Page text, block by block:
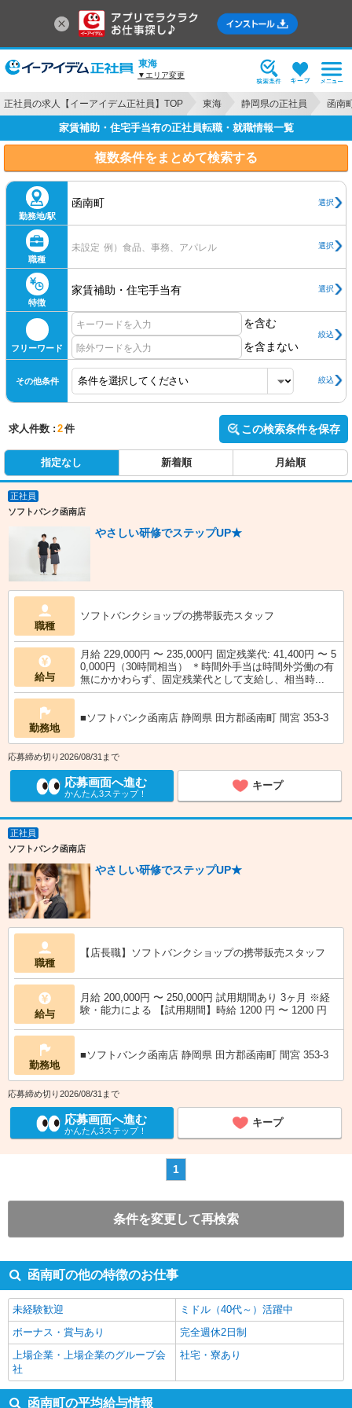
東海
▼エリア変更
正社員の求人【イーアイデム正社員】TOP 東海 静岡県の正社員 函南
家賃補助・住宅手当有の正社員転職・就職情報一覧
複数条件をまとめて検索する
勤務地/駅
函南町 選択
職種
未設定 例）食品、事務、アパレル 選択
特徴
家賃補助・住宅手当有 選択
フリーワード
を含む
を含まない
絞込
その他条件 絞込
求人件数 : 2件 この検索条件を保存
指定なし 新着順 月給順
正社員
ソフトバンク函南店
やさしい研修でステップUP★
職種
ソフトバンクショップの携帯販売スタッフ
給与
月給 229,000円 〜 235,000円 固定残業代: 41,400円 〜 5
0,000円（30時間相当） ＊時間外手当は時間外労働の有
無にかかわらず、固定残業代として支給し、相当時...
勤務地
■ソフトバンク函南店 静岡県 田方郡函南町 間宮 353‐3
応募締め切り2026/08/31まで
応募画面へ進む
かんたん3ステップ！
キープ
正社員
ソフトバンク函南店
やさしい研修でステップUP★
職種
【店長職】ソフトバンクショップの携帯販売スタッフ
給与
月給 200,000円 〜 250,000円 試用期間あり 3ヶ月 ※経
験・能力による 【試用期間】時給 1200 円 〜 1200 円
勤務地
■ソフトバンク函南店 静岡県 田方郡函南町 間宮 353‐3
応募締め切り2026/08/31まで
応募画面へ進む
かんたん3ステップ！
キープ
1
条件を変更して再検索
函南町の他の特徴のお仕事
未経験歓迎
ミドル（40代～）活躍中
ボーナス・賞与あり
完全週休2日制
上場企業・上場企業のグループ会
社
社宅・寮あり
函南町の平均給与情報